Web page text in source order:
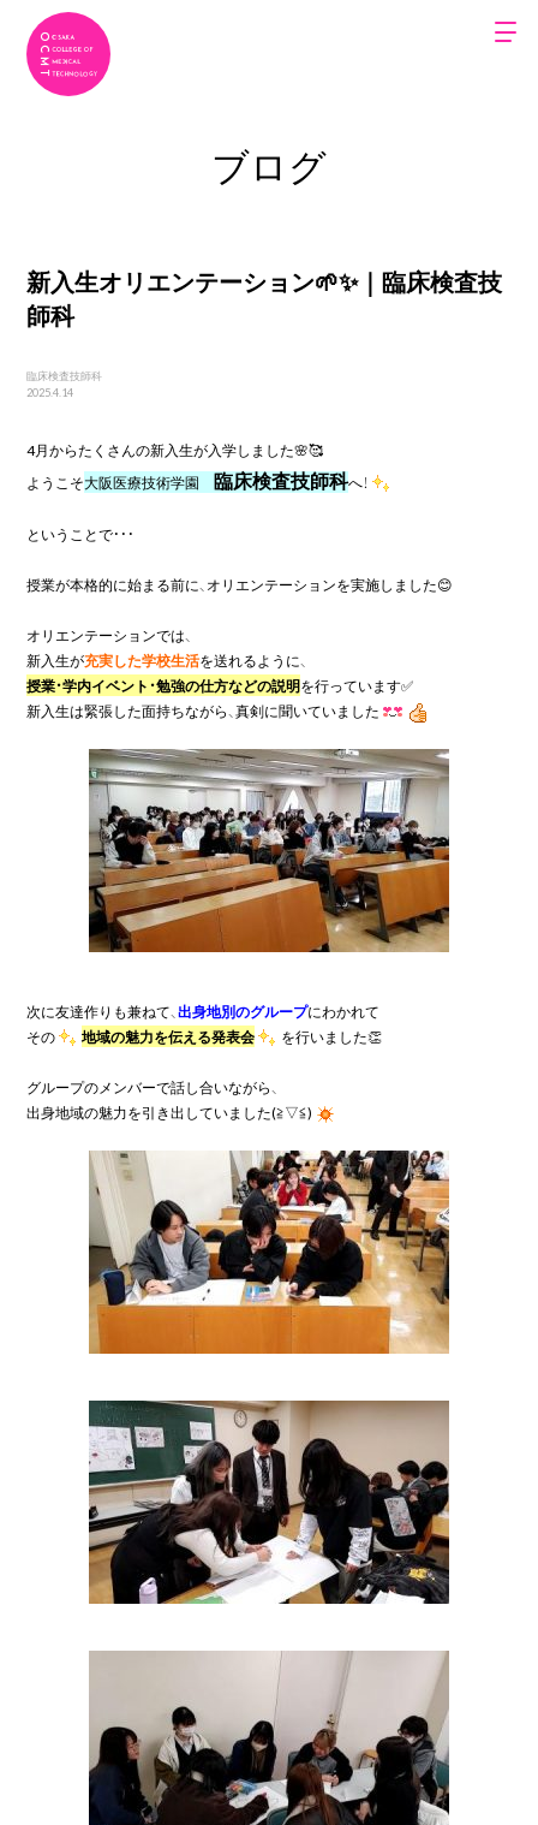
ブログ
新入生オリエンテーション🌱✨｜臨床検査技
師科
臨床検査技師科
2025.4.14
4月からたくさんの新入生が入学しました🌸🥰
ようこそ大阪医療技術学園 臨床検査技師科へ！
ということで・・・
授業が本格的に始まる前に、オリエンテーションを実施しました😊
オリエンテーションでは、
新入生が充実した学校生活
授業・学内イベント・勉強の仕方などの説明を行っています✅
新入生は緊張した面持ちながら、真剣に聞いていました
次に友達作りも兼ねて、出身地別のグループにわかれて
その
地域の魅力を伝える発表会 を行いました👏
グループのメンバーで話し合いながら、
出身地域の魅力を引き出していました(≧▽≦)